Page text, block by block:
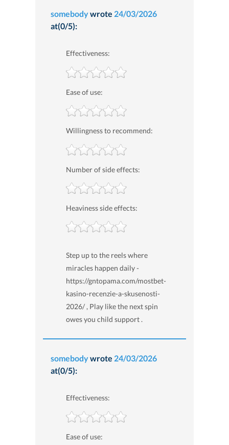
somebodywrote 24/03/2026
at(0/5):
Effectiveness:
Ease of use:
Willingness to recommend:
Number of side effects:
Heaviness side effects:
Step up to the reels where
miracles happen daily -
https://gntopama.com/mostbet-
kasino-recenzie-a-skusenosti-
2026/ , Play like the next spin
owes you child support .
somebodywrote 24/03/2026
at(0/5):
Effectiveness:
Ease of use: